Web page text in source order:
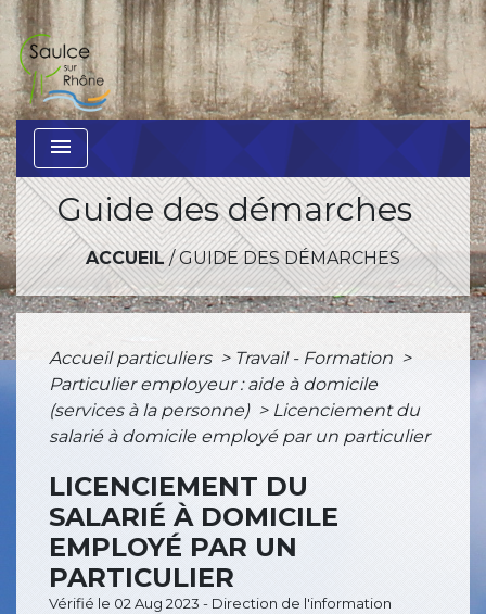
menu
Guide des démarches
ACCUEIL/GUIDE DES DÉMARCHES
Accueil particuliers > Travail - Formation >
Particulier employeur : aide à domicile
(services à la personne) > Licenciement du
salarié à domicile employé par un particulier
LICENCIEMENT DU
SALARIÉ À DOMICILE
EMPLOYÉ PAR UN
PARTICULIER
Vérifié le 02 Aug 2023 - Direction de l'information